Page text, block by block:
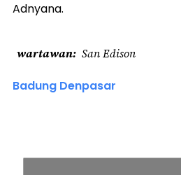
Adnyana.
wartawan San Edison
Badung Denpasar